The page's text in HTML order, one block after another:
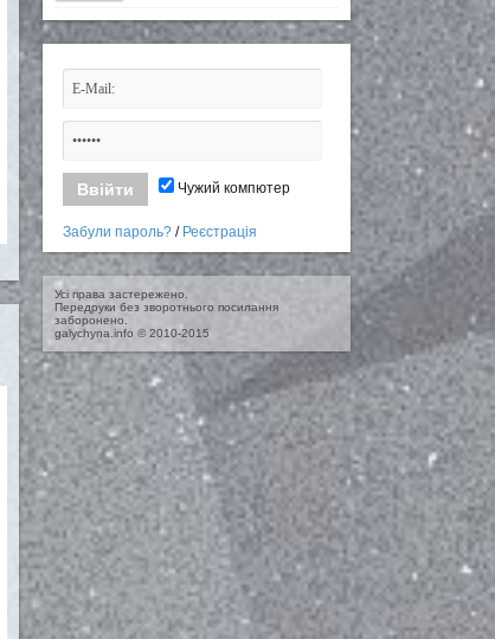
Чужий компютер
Забули пароль? / Реєстрація
Усі права застережено.
Передруки без зворотнього посилання
заборонено.
galychyna.info © 2010-2015